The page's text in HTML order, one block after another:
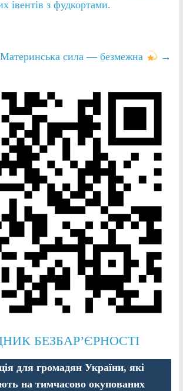
івентів з фудкортами.
Материнська сила — безмежна →
БЕЗБАР’ЄРНОСТІ
для громадян України, які
на тимчасово окупованих